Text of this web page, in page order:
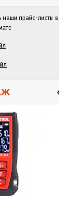
наши прайс-листы в